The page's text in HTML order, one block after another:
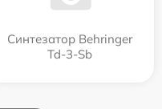
Синтезатор Behringer
Td-3-Sb